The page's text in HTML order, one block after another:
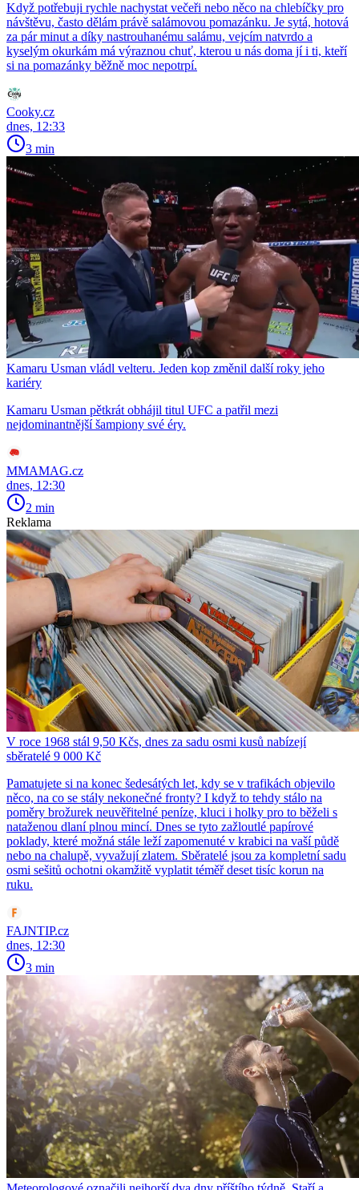
Když potřebuji rychle nachystat večeři nebo něco na chlebíčky pro
návštěvu, často dělám právě salámovou pomazánku. Je sytá, hotová
za pár minut a díky nastrouhanému salámu, vejcím natvrdo a
kyselým okurkám má výraznou chuť, kterou u nás doma jí i ti, kteří
si na pomazánky běžně moc nepotrpí.
Cooky.cz
dnes, 12:33
3 min
Kamaru Usman vládl velteru. Jeden kop změnil další roky jeho
kariéry
Kamaru Usman pětkrát obhájil titul UFC a patřil mezi
nejdominantnější šampiony své éry.
MMAMAG.cz
dnes, 12:30
2 min
Reklama
V roce 1968 stál 9,50 Kčs, dnes za sadu osmi kusů nabízejí
sběratelé 9 000 Kč
Pamatujete si na konec šedesátých let, kdy se v trafikách objevilo
něco, na co se stály nekonečné fronty? I když to tehdy stálo na
poměry brožurek neuvěřitelné peníze, kluci i holky pro to běželi s
nataženou dlaní plnou mincí. Dnes se tyto zažloutlé papírové
poklady, které možná stále leží zapomenuté v krabici na vaší půdě
nebo na chalupě, vyvažují zlatem. Sběratelé jsou za kompletní sadu
osmi sešitů ochotni okamžitě vyplatit téměř deset tisíc korun na
ruku.
FAJNTIP.cz
dnes, 12:30
3 min